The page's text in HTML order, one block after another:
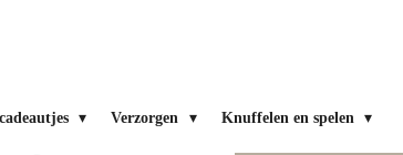
Verzorgen Knuffelen en spelen